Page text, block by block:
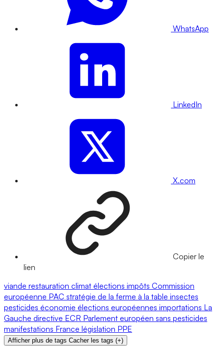
WhatsApp
LinkedIn
X.com
Copier le
lien
viande restauration climat élections impôts Commission
européenne PAC stratégie de la ferme à la table insectes
pesticides économie élections européennes importations La
Gauche directive ECR Parlement européen sans pesticides
manifestations France législation PPE
Afficher plus de tags Cacher les tags (+)